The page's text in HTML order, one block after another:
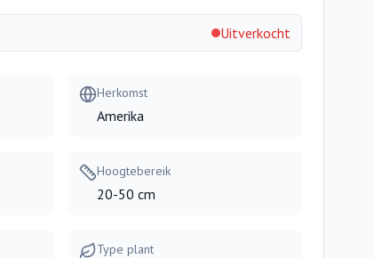
Uitverkocht
Herkomst
Amerika
Hoogtebereik
20-50 cm
Type plant